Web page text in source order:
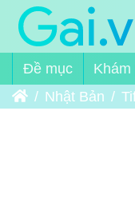
Đề mục Khám
Trang chủNhật Bản